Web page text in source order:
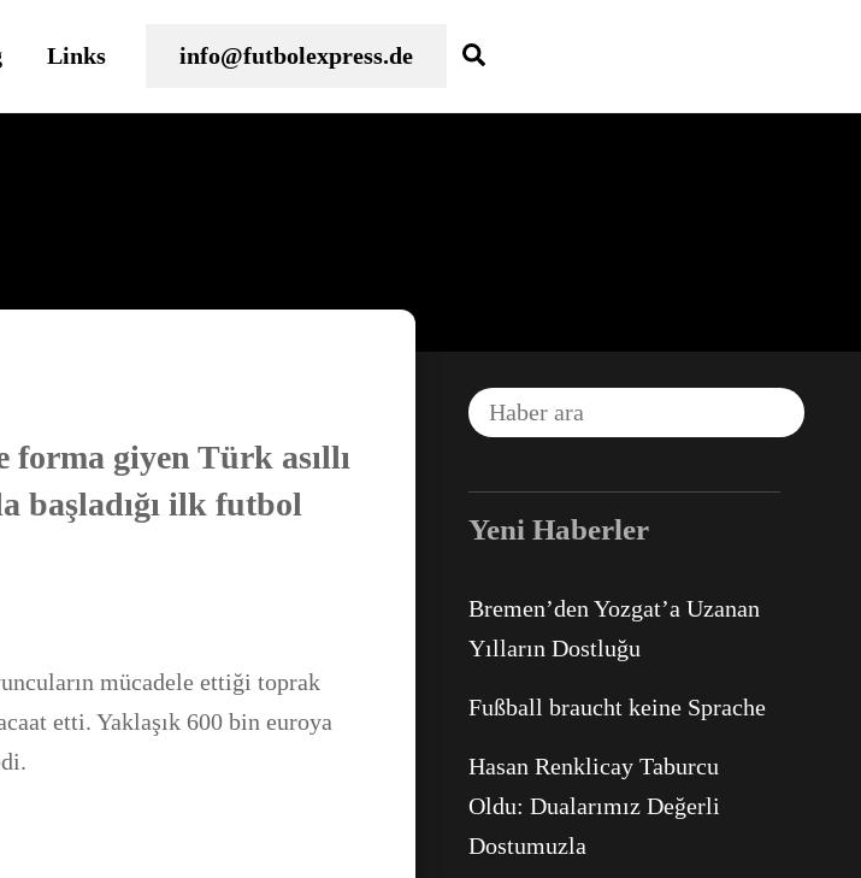
Links info@futbolexpress.de
giyen Türk asıllı
başladığı ilk futbol
mücadele ettiği toprak
etti. Yaklaşık 600 bin euroya
Yeni Haberler
Bremen’den Yozgat’a Uzanan
Yılların Dostluğu
Fußball braucht keine Sprache
Hasan Renklicay Taburcu
Oldu: Dualarımız Değerli
Dostumuzla